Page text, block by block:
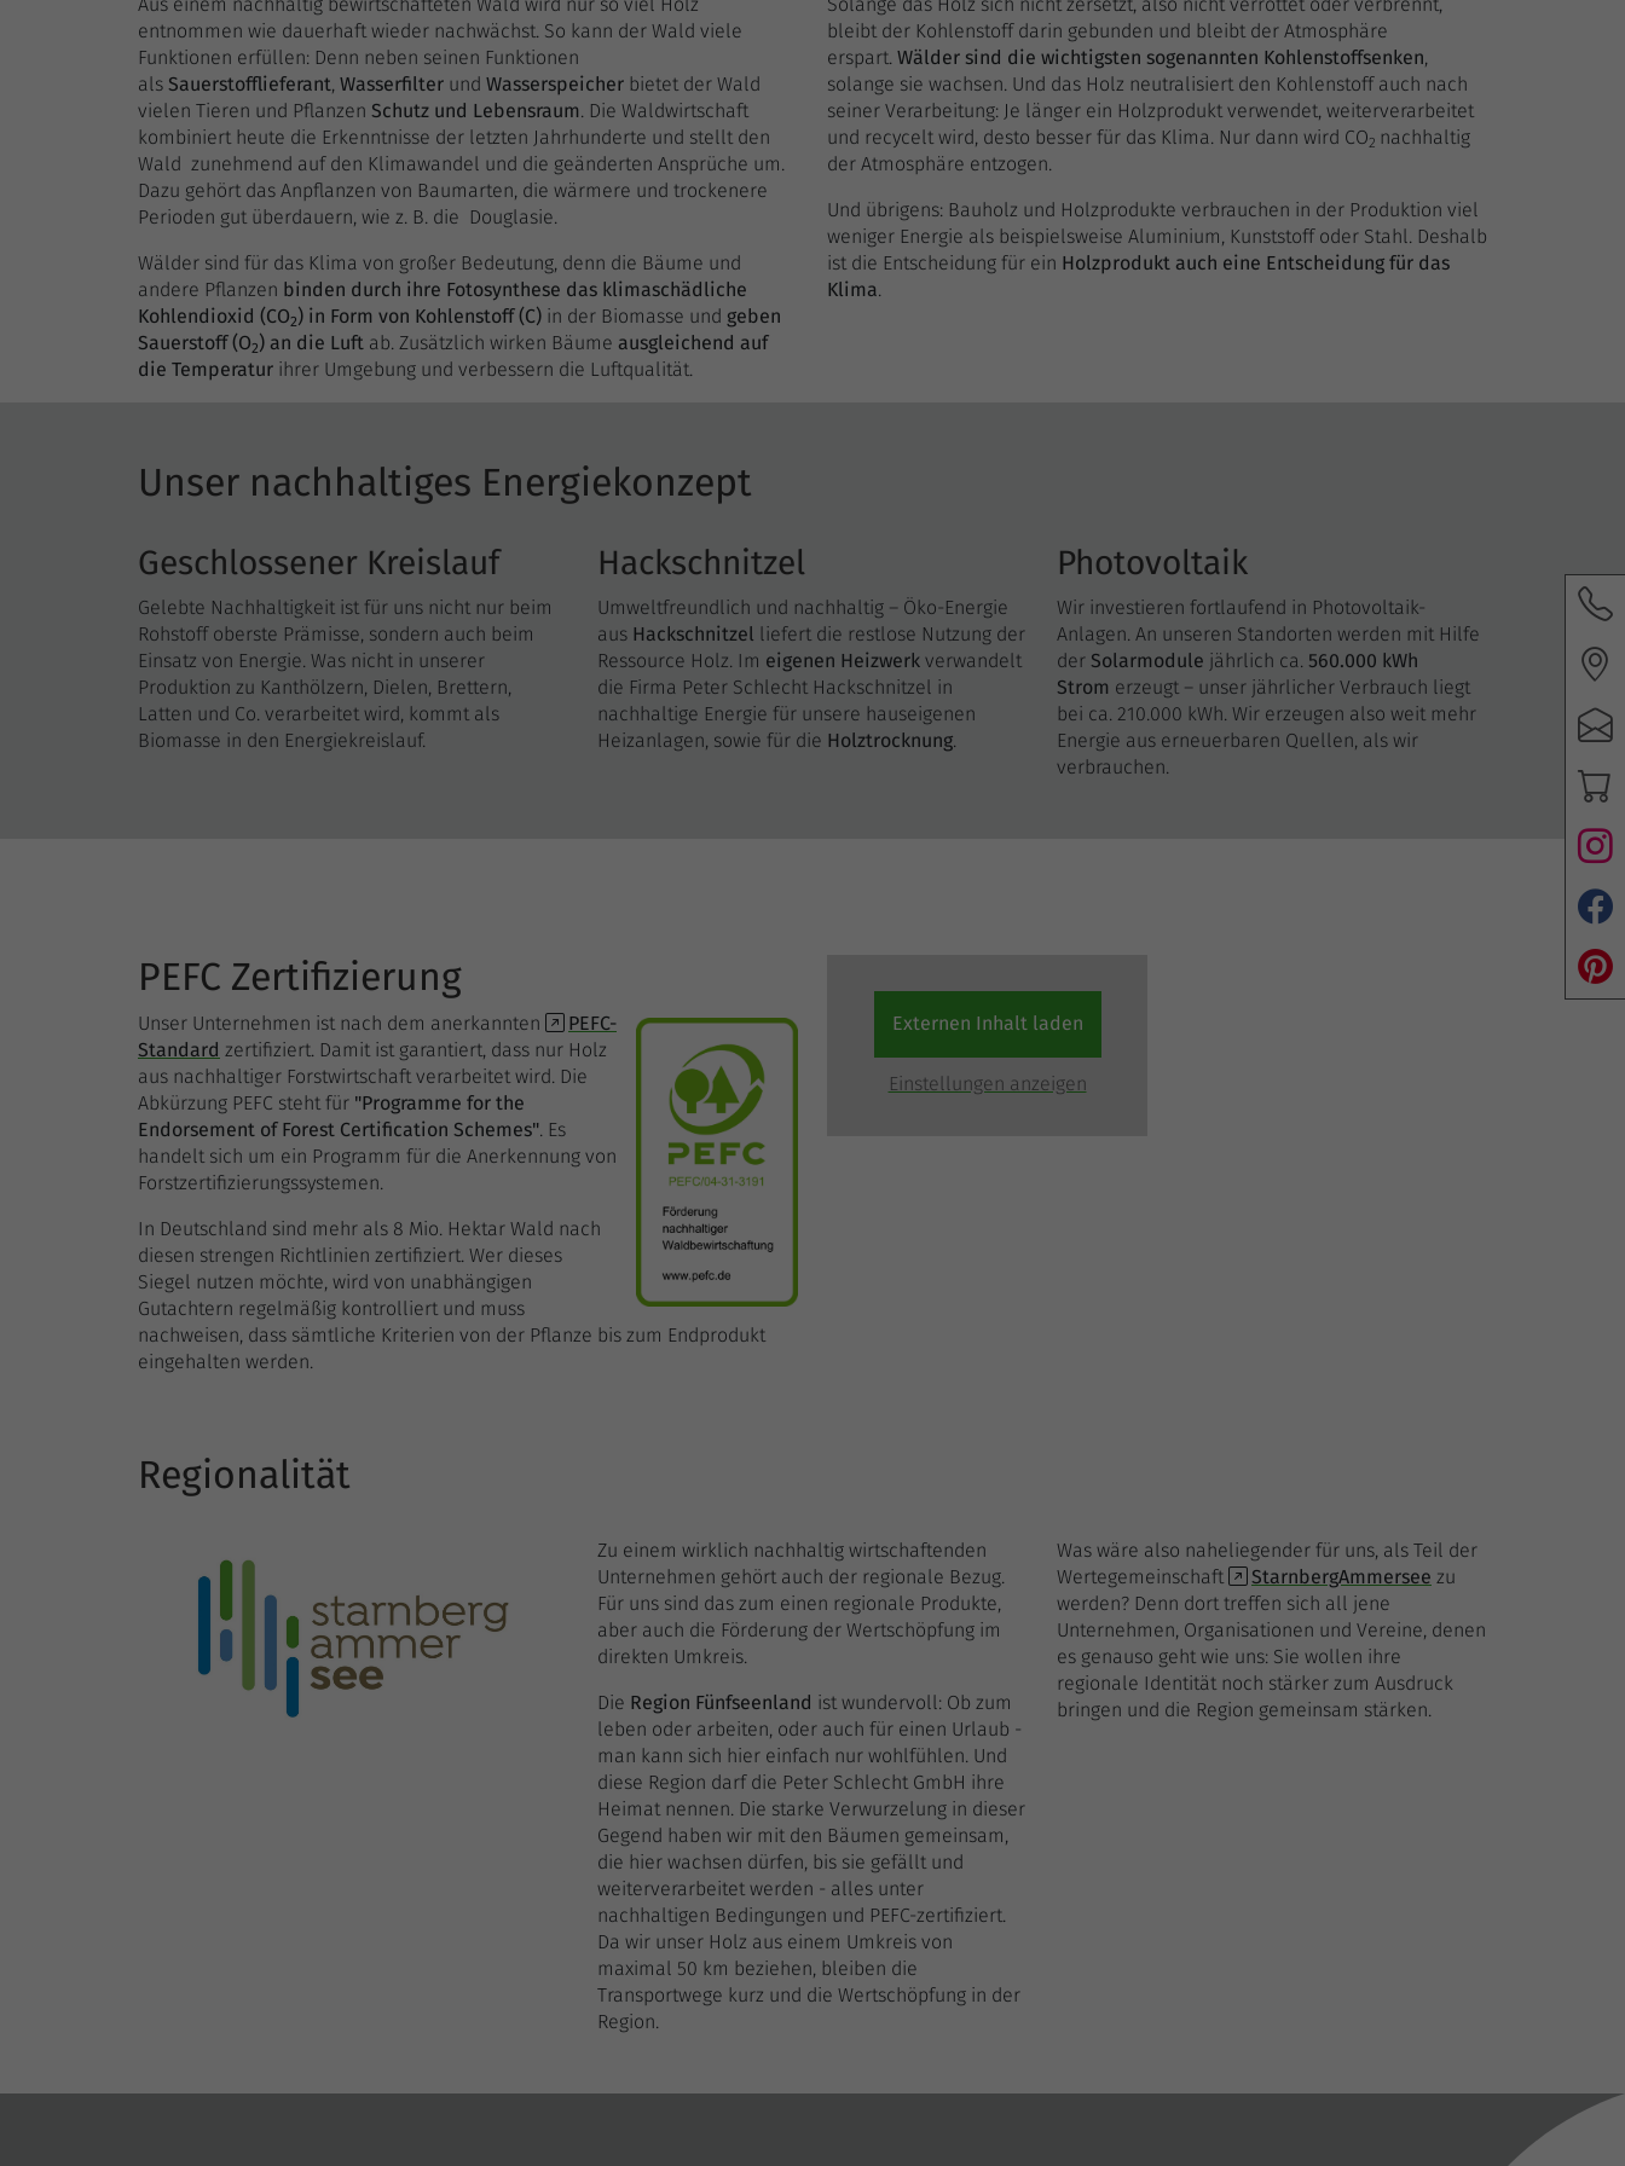
Aus einem nachhaltig bewirtschafteten Wald wird nur so viel Holz
entnommen wie dauerhaft wieder nachwächst. So kann der Wald viele
Funktionen erfüllen: Denn neben seinen Funktionen
als Sauerstofflieferant Wasserfilter und Wasserspeicher bietet der Wald
vielen Tieren und Pflanzen Schutz und Lebensraum . Die Waldwirtschaft
kombiniert heute die Erkenntnisse der letzten Jahrhunderte und stellt den
Wald zunehmend auf den Klimawandel und die geänderten Ansprüche um.
Dazu gehört das Anpflanzen von Baumarten, die wärmere und trockenere
Perioden gut überdauern, wie z. B. die Douglasie.
Wälder sind für das Klima von großer Bedeutung, denn die Bäume und
andere Pflanzen binden durch ihre Fotosynthese das klimaschädliche
Kohlendioxid (CO2 ) in Form von Kohlenstoff (C) in der Biomasse und geben
Sauerstoff (O2 ) an die Luft ab. Zusätzlich wirken Bäume ausgleichend auf
die Temperatur ihrer Umgebung und verbessern die Luftqualität.
Solange das Holz sich nicht zersetzt, also nicht verrottet oder verbrennt,
bleibt der Kohlenstoff darin gebunden und bleibt der Atmosphäre
erspart. Wälder sind die wichtigsten sogenannten Kohlenstoffsenken
solange sie wachsen. Und das Holz neutralisiert den Kohlenstoff auch nach
seiner Verarbeitung: Je länger ein Holzprodukt verwendet, weiterverarbeitet
und recycelt wird, desto besser für das Klima. Nur dann wird CO2 nachhaltig
der Atmosphäre entzogen.
Und übrigens: Bauholz und Holzprodukte verbrauchen in der Produktion viel
weniger Energie als beispielsweise Aluminium, Kunststoff oder Stahl. Deshalb
ist die Entscheidung für ein Holzprodukt auch eine Entscheidung für das
Klima
Unser nachhaltiges Energiekonzept
Geschlossener Kreislauf
Gelebte Nachhaltigkeit ist für uns nicht nur beim
Rohstoff oberste Prämisse, sondern auch beim
Einsatz von Energie. Was nicht in unserer
Produktion zu Kanthölzern, Dielen, Brettern,
Latten und Co. verarbeitet wird, kommt als
Biomasse in den Energiekreislauf.
Hackschnitzel
Umweltfreundlich und nachhaltig – Öko-Energie
aus Hackschnitzel
liefert die restlose Nutzung der
Ressource Holz. Im eigenen Heizwerk verwandelt
die Firma Peter Schlecht Hackschnitzel in
nachhaltige Energie für unsere hauseigenen
Heizanlagen, sowie für die Holztrocknung
Photovoltaik
Wir investieren fortlaufend in Photovoltaik-
Anlagen. An unseren Standorten werden mit Hilfe
der Solarmodule jährlich ca. 560.000 kWh
Strom erzeugt – unser jährlicher Verbrauch liegt
bei ca. 210.000 kWh. Wir erzeugen also weit mehr
Energie aus erneuerbaren Quellen, als wir
verbrauchen.
PEFC Zertifizierung
Unser Unternehmen ist nach dem anerkannten
PEFC-
Standard zertifiziert. Damit ist garantiert, dass nur Holz
aus nachhaltiger Forstwirtschaft verarbeitet wird. Die
Abkürzung PEFC steht für "Programme for the
Endorsement of Forest Certification Schemes"
Es
handelt sich um ein Programm für die Anerkennung von
Forstzertifizierungssystemen.
In Deutschland sind mehr als 8 Mio. Hektar Wald nach
diesen strengen Richtlinien zertifiziert. Wer dieses
Siegel nutzen möchte, wird von unabhängigen
Gutachtern regelmäßig kontrolliert und muss
nachweisen, dass sämtliche Kriterien von der Pflanze bis zum Endprodukt
eingehalten werden.
Externen Inhalt laden
Einstellungen anzeigen
Regionalität
Zu einem wirklich nachhaltig wirtschaftenden
Unternehmen gehört auch der regionale Bezug.
Für uns sind das zum einen regionale Produkte,
aber auch die Förderung der Wertschöpfung im
direkten Umkreis.
Die Region Fünfseenland ist wundervoll: Ob zum
leben oder arbeiten, oder auch für einen Urlaub -
man kann sich hier einfach nur wohlfühlen. Und
diese Region darf die Peter Schlecht GmbH ihre
Heimat nennen. Die starke Verwurzelung in dieser
Gegend haben wir mit den Bäumen gemeinsam,
die hier wachsen dürfen, bis sie gefällt und
weiterverarbeitet werden - alles unter
nachhaltigen Bedingungen und PEFC-zertifiziert.
Da wir unser Holz aus einem Umkreis von
maximal 50 km beziehen, bleiben die
Transportwege kurz und die Wertschöpfung in der
Region.
Was wäre also naheliegender für uns, als Teil der
Wertegemeinschaft
StarnbergAmmersee zu
werden? Denn dort treffen sich all jene
Unternehmen, Organisationen und Vereine, denen
es genauso geht wie uns: Sie wollen ihre
regionale Identität noch stärker zum Ausdruck
bringen und die Region gemeinsam stärken.
Ihrer vorgenommen Einstellungen, falls der
Webseiten-Betreiber dies eingestellt hat.
Anbieter Google Analytics
Laufzeit 1 Tag
Zweck
Enthält eine zufallsgenerierte User-ID. Anhand
dieser ID kann Google Analytics wiederkehrende
User auf dieser Website wiedererkennen und
die Daten von früheren Besuchen
zusammenführen.
Name _gat_UA
Anbieter
Bestimmte Daten werden nur maximal einmal
pro Minute an Google Analytics gesendet. Das
Solange es gesetzt ist, werden bestimmte
Datenübertragungen unterbunden.